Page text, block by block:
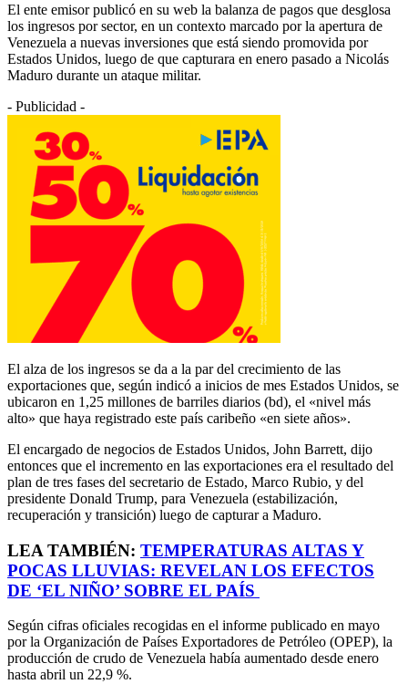
El ente emisor publicó en su web la balanza de pagos que desglosa
los ingresos por sector, en un contexto marcado por la apertura de
Venezuela a nuevas inversiones que está siendo promovida por
Estados Unidos, luego de que capturara en enero pasado a Nicolás
Maduro durante un ataque militar.
- Publicidad -
El alza de los ingresos se da a la par del crecimiento de las
exportaciones que, según indicó a inicios de mes Estados Unidos, se
ubicaron en 1,25 millones de barriles diarios (bd), el «nivel más
alto» que haya registrado este país caribeño «en siete años».
El encargado de negocios de Estados Unidos, John Barrett, dijo
entonces que el incremento en las exportaciones era el resultado del
plan de tres fases del secretario de Estado, Marco Rubio, y del
presidente Donald Trump, para Venezuela (estabilización,
recuperación y transición) luego de capturar a Maduro.
LEA TAMBIÉN: TEMPERATURAS ALTAS Y
POCAS LLUVIAS: REVELAN LOS EFECTOS
DE ‘EL NIÑO’ SOBRE EL PAÍS
Según cifras oficiales recogidas en el informe publicado en mayo
por la Organización de Países Exportadores de Petróleo (OPEP), la
producción de crudo de Venezuela había aumentado desde enero
hasta abril un 22,9 %.